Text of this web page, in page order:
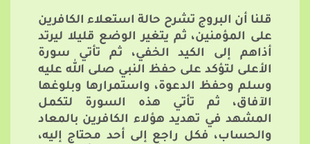
قلنا أن البروج تشرح حالة استعلاء الكافرين
على المؤمنين، ثم يتغير الوضع قليلا ليرتد
أذاهم إلى الكيد الخفي، ثم تأتي سورة
الأعلى لتؤكد على حفظ النبي صلى الله عليه
وسلم وحفظ الدعوة، واستمرارها وبلوغها
الآفاق، ثم تأتي هذه السورة لتكمل
المشهد في تهديد هؤلاء الكافرين بالمعاد
والحساب، فكل راجع إلى أحد محتاج إليه،